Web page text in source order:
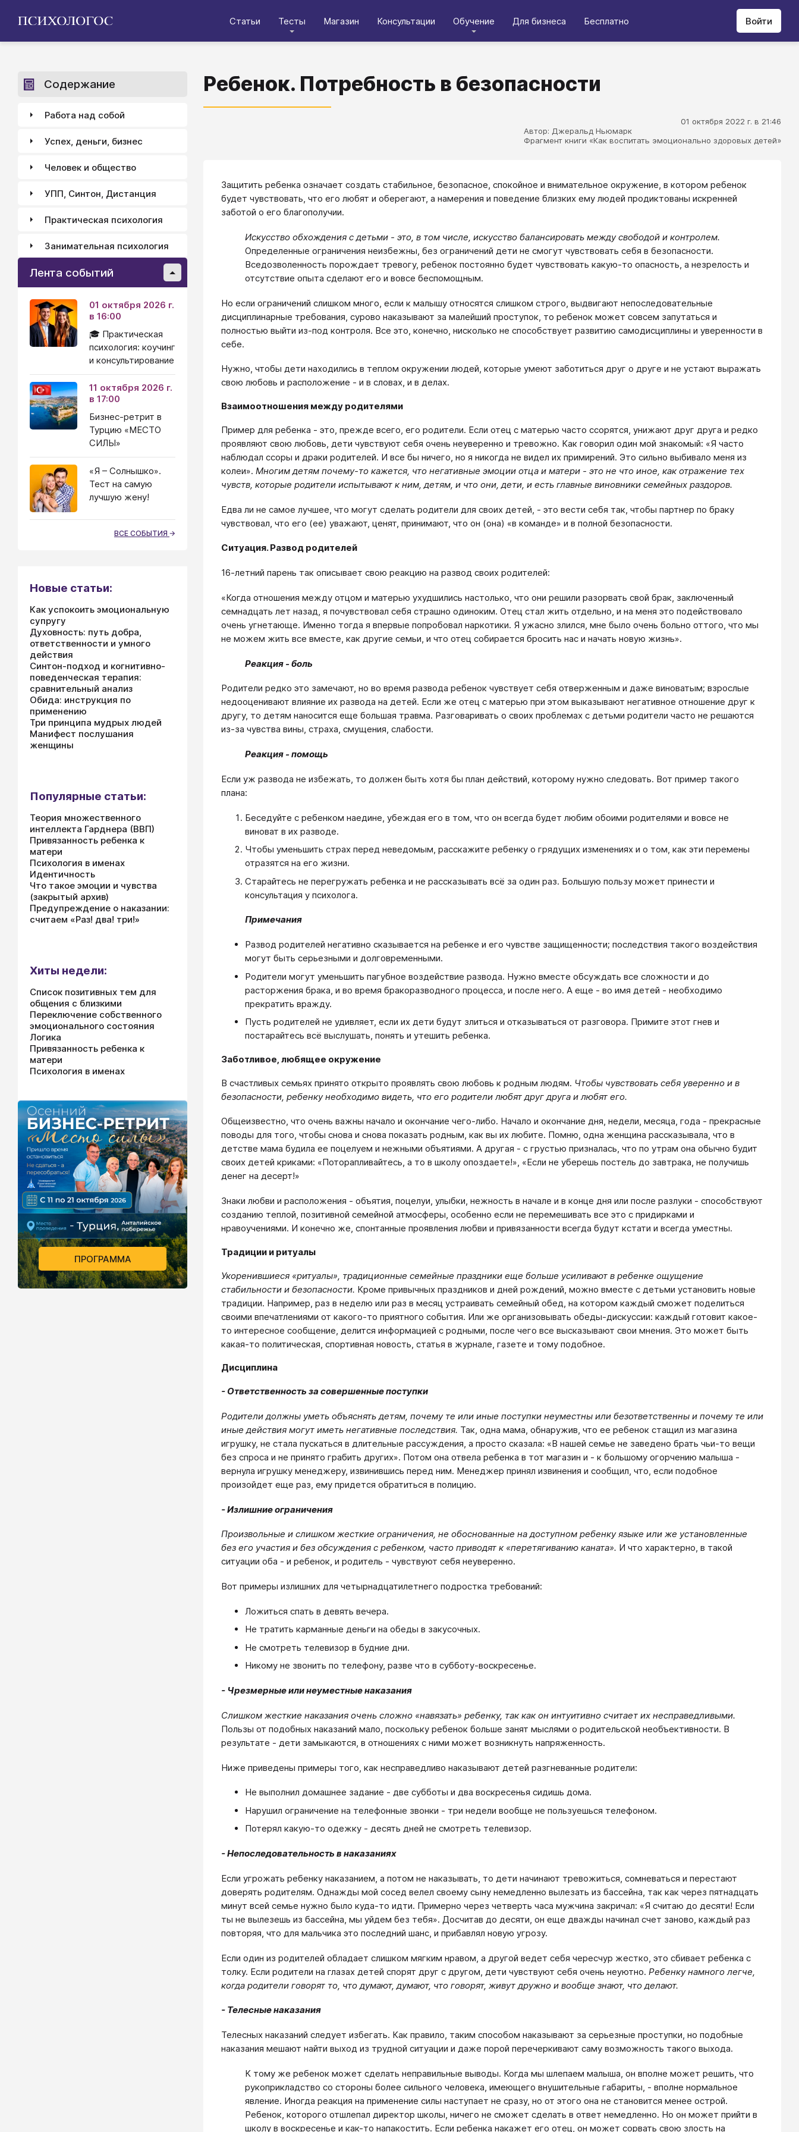
Статьи Тесты Магазин Консультации Обучение Для бизнеса Бесплатно Войти
Ребенок. Потребность в безопасности
01 октября 2022 г. в 21:46
Автор: Джеральд Ньюмарк
Фрагмент книги «Как воспитать эмоционально здоровых детей»
Защитить ребенка означает создать стабильное, безопасное, спокойное и внимательное окружение, в котором ребенок
будет чувствовать, что его любят и оберегают, а намерения и поведение близких ему людей продиктованы искренней
заботой о его благополучии.
Искусство обхождения с детьми - это, в том числе, искусство балансировать между свободой и контролем.
Определенные ограничения неизбежны, без ограничений дети не смогут чувствовать себя в безопасности.
Вседозволенность порождает тревогу, ребенок постоянно будет чувствовать какую-то опасность, а незрелость и
отсутствие опыта сделают его и вовсе беспомощным.
Но если ограничений слишком много, если к малышу относятся слишком строго, выдвигают непоследовательные
дисциплинарные требования, сурово наказывают за малейший проступок, то ребенок может совсем запутаться и
полностью выйти из-под контроля. Все это, конечно, нисколько не способствует развитию самодисциплины и уверенности в
себе.
Нужно, чтобы дети находились в теплом окружении людей, которые умеют заботиться друг о друге и не устают выражать
свою любовь и расположение - и в словах, и в делах.
Взаимоотношения между родителями
Пример для ребенка - это, прежде всего, его родители. Если отец с матерью часто ссорятся, унижают друг друга и редко
проявляют свою любовь, дети чувствуют себя очень неуверенно и тревожно. Как говорил один мой знакомый: «Я часто
наблюдал ссоры и драки родителей. И все бы ничего, но я никогда не видел их примирений. Это сильно выбивало меня из
колеи». Многим детям почему-то кажется, что негативные эмоции отца и матери - это не что иное, как отражение тех
чувств, которые родители испытывают к ним, детям, и что они, дети, и есть главные виновники семейных раздоров.
Едва ли не самое лучшее, что могут сделать родители для своих детей, - это вести себя так, чтобы партнер по браку
чувствовал, что его (ее) уважают, ценят, принимают, что он (она) «в команде» и в полной безопасности.
Ситуация. Развод родителей
16-летний парень так описывает свою реакцию на развод своих родителей:
«Когда отношения между отцом и матерью ухудшились настолько, что они решили разорвать свой брак, заключенный
семнадцать лет назад, я почувствовал себя страшно одиноким. Отец стал жить отдельно, и на меня это подействовало
очень угнетающе. Именно тогда я впервые попробовал наркотики. Я ужасно злился, мне было очень больно оттого, что мы
не можем жить все вместе, как другие семьи, и что отец собирается бросить нас и начать новую жизнь».
Реакция - боль
Родители редко это замечают, но во время развода ребенок чувствует себя отверженным и даже виноватым; взрослые
недооценивают влияние их развода на детей. Если же отец с матерью при этом выказывают негативное отношение друг к
другу, то детям наносится еще большая травма. Разговаривать о своих проблемах с детьми родители часто не решаются
из-за чувства вины, страха, смущения, слабости.
Реакция - помощь
Если уж развода не избежать, то должен быть хотя бы план действий, которому нужно следовать. Вот пример такого
плана:
Беседуйте с ребенком наедине, убеждая его в том, что он всегда будет любим обоими родителями и вовсе не
виноват в их разводе.
Чтобы уменьшить страх перед неведомым, расскажите ребенку о грядущих изменениях и о том, как эти перемены
отразятся на его жизни.
Старайтесь не перегружать ребенка и не рассказывать всё за один раз. Большую пользу может принести и
консультация у психолога.
Примечания
Развод родителей негативно сказывается на ребенке и его чувстве защищенности; последствия такого воздействия
могут быть серьезными и долговременными.
Родители могут уменьшить пагубное воздействие развода. Нужно вместе обсуждать все сложности и до
расторжения брака, и во время бракоразводного процесса, и после него. А еще - во имя детей - необходимо
прекратить вражду.
Пусть родителей не удивляет, если их дети будут злиться и отказываться от разговора. Примите этот гнев и
постарайтесь всё выслушать, понять и утешить ребенка.
Заботливое, любящее окружение
В счастливых семьях принято открыто проявлять свою любовь к родным людям. Чтобы чувствовать себя уверенно и в
безопасности, ребенку необходимо видеть, что его родители любят друг друга и любят его.
Общеизвестно, что очень важны начало и окончание чего-либо. Начало и окончание дня, недели, месяца, года - прекрасные
поводы для того, чтобы снова и снова показать родным, как вы их любите. Помню, одна женщина рассказывала, что в
детстве мама будила ее поцелуем и нежными объятиями. А другая - с грустью призналась, что по утрам она обычно будит
своих детей криками: «Поторапливайтесь, а то в школу опоздаете!», «Если не уберешь постель до завтрака, не получишь
денег на десерт!»
Знаки любви и расположения - объятия, поцелуи, улыбки, нежность в начале и в конце дня или после разлуки - способствуют
созданию теплой, позитивной семейной атмосферы, особенно если не перемешивать все это с придирками и
нравоучениями. И конечно же, спонтанные проявления любви и привязанности всегда будут кстати и всегда уместны.
Традиции и ритуалы
Укоренившиеся «ритуалы», традиционные семейные праздники еще больше усиливают в ребенке ощущение
стабильности и безопасности. Кроме привычных праздников и дней рождений, можно вместе с детьми установить новые
традиции. Например, раз в неделю или раз в месяц устраивать семейный обед, на котором каждый сможет поделиться
своими впечатлениями от какого-то приятного события. Или же организовывать обеды-дискуссии: каждый готовит какое-
то интересное сообщение, делится информацией с родными, после чего все высказывают свои мнения. Это может быть
какая-то политическая, спортивная новость, статья в журнале, газете и тому подобное.
Дисциплина
- Ответственность за совершенные поступки
Родители должны уметь объяснять детям, почему те или иные поступки неуместны или безответственны и почему те или
иные действия могут иметь негативные последствия. Так, одна мама, обнаружив, что ее ребенок стащил из магазина
игрушку, не стала пускаться в длительные рассуждения, а просто сказала: «В нашей семье не заведено брать чьи-то вещи
без спроса и не принято грабить других». Потом она отвела ребенка в тот магазин и - к большому огорчению малыша -
вернула игрушку менеджеру, извинившись перед ним. Менеджер принял извинения и сообщил, что, если подобное
произойдет еще раз, ему придется обратиться в полицию.
- Излишние ограничения
Произвольные и слишком жесткие ограничения, не обоснованные на доступном ребенку языке или же установленные
без его участия и без обсуждения с ребенком, часто приводят к «перетягиванию каната». И что характерно, в такой
ситуации оба - и ребенок, и родитель - чувствуют себя неуверенно.
Вот примеры излишних для четырнадцатилетнего подростка требований:
Ложиться спать в девять вечера.
Не тратить карманные деньги на обеды в закусочных.
Не смотреть телевизор в будние дни.
Никому не звонить по телефону, разве что в субботу-воскресенье.
- Чрезмерные или неуместные наказания
Слишком жесткие наказания очень сложно «навязать» ребенку, так как он интуитивно считает их несправедливыми.
Пользы от подобных наказаний мало, поскольку ребенок больше занят мыслями о родительской необъективности. В
результате - дети замыкаются, в отношениях с ними может возникнуть напряженность.
Ниже приведены примеры того, как несправедливо наказывают детей разгневанные родители:
Не выполнил домашнее задание - две субботы и два воскресенья сидишь дома.
Нарушил ограничение на телефонные звонки - три недели вообще не пользуешься телефоном.
Потерял какую-то одежку - десять дней не смотреть телевизор.
- Непоследовательность в наказаниях
Если угрожать ребенку наказанием, а потом не наказывать, то дети начинают тревожиться, сомневаться и перестают
доверять родителям. Однажды мой сосед велел своему сыну немедленно вылезать из бассейна, так как через пятнадцать
минут всей семье нужно было куда-то идти. Примерно через четверть часа мужчина закричал: «Я считаю до десяти! Если
ты не вылезешь из бассейна, мы уйдем без тебя». Досчитав до десяти, он еще дважды начинал счет заново, каждый раз
повторяя, что для мальчика это последний шанс, и прибавлял новую угрозу.
Если один из родителей обладает слишком мягким нравом, а другой ведет себя чересчур жестко, это сбивает ребенка с
толку. Если родители на глазах детей спорят друг с другом, дети чувствуют себя очень неуютно. Ребенку намного легче,
когда родители говорят то, что думают, думают, что говорят, живут дружно и вообще знают, что делают.
- Телесные наказания
Телесных наказаний следует избегать. Как правило, таким способом наказывают за серьезные проступки, но подобные
наказания мешают найти выход из трудной ситуации и даже порой перечеркивают саму возможность такого выхода.
К тому же ребенок может сделать неправильные выводы. Когда мы шлепаем малыша, он вполне может решить, что
рукоприкладство со стороны более сильного человека, имеющего внушительные габариты, - вполне нормальное
явление. Иногда реакция на применение силы наступает не сразу, но от этого она не становится менее острой.
Ребенок, которого отшлепал директор школы, ничего не сможет сделать в ответ немедленно. Но он может прийти в
школу в воскресенье и как-то напакостить. Если ребенка накажет его отец, он может сорвать свою злость на
Содержание
Работа над собой
Успех, деньги, бизнес
Человек и общество
УПП, Синтон, Дистанция
Практическая психология
Занимательная психология
Лента событий
01 октября 2026 г.
в 16:00
🎓 Практическая
психология: коучинг
и консультирование
11 октября 2026 г.
в 17:00
Бизнес-ретрит в
Турцию «МЕСТО
СИЛЫ»
«Я – Солнышко».
Тест на самую
лучшую жену!
ВСЕ СОБЫТИЯ
Новые статьи:
Как успокоить эмоциональную
супругу
Духовность: путь добра,
ответственности и умного
действия
Синтон-подход и когнитивно-
поведенческая терапия:
сравнительный анализ
Обида: инструкция по
применению
Три принципа мудрых людей
Манифест послушания
женщины
Популярные статьи:
Теория множественного
интеллекта Гарднера (ВВП)
Привязанность ребенка к
матери
Психология в именах
Идентичность
Что такое эмоции и чувства
(закрытый архив)
Предупреждение о наказании:
считаем «Раз! два! три!»
Хиты недели:
Список позитивных тем для
общения с близкими
Переключение собственного
эмоционального состояния
Логика
Привязанность ребенка к
матери
Психология в именах
ПРОГРАММА